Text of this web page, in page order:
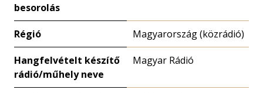
besorolás
Régió Magyarország (közrádió)
Hangfelvételt készítő
rádió/műhely neve
Magyar Rádió